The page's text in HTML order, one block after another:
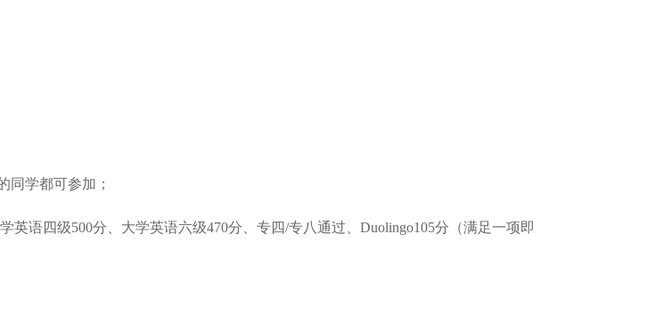
同学都可参加；
语四级500分、大学英语六级470分、专四/专八通过、Duolingo105分（满足一项即